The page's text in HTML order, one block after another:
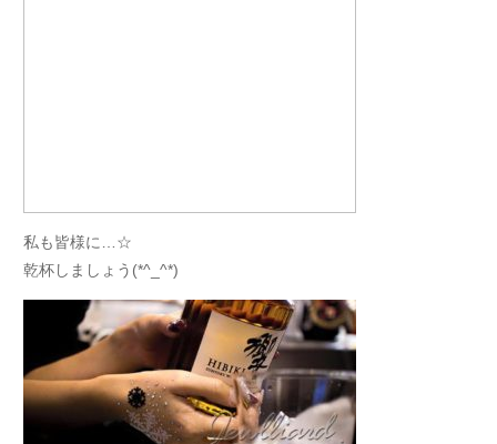
私も皆様に…☆
乾杯しましょう(*^_^*)